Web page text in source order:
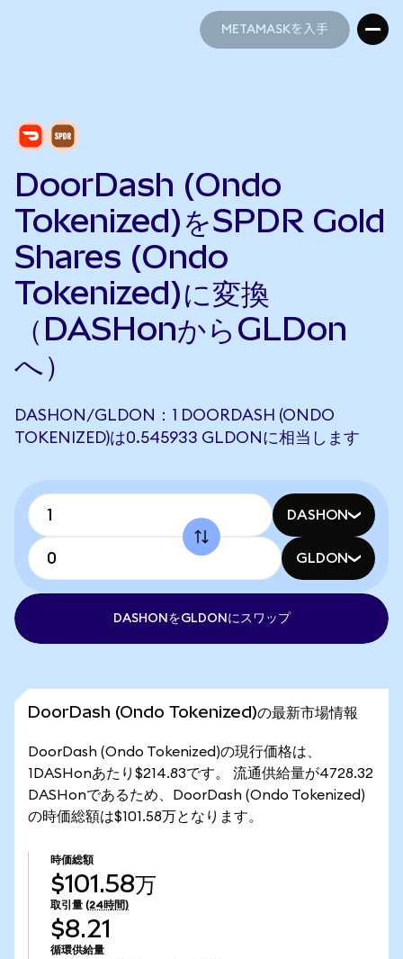
METAMASKを入手
DoorDash (Ondo
Tokenized)をSPDR Gold
Shares (Ondo
Tokenized)に変換
（DASHonからGLDon
へ）
DASHON/GLDON：1 DOORDASH (ONDO
TOKENIZED)は0.545933 GLDONに相当します
DASHON
GLDON
DASHONをGLDONにスワップ
DoorDash (Ondo Tokenized)の最新市場情報
DoorDash (Ondo Tokenized)の現行価格は、
1DASHonあたり$214.83です。 流通供給量が4728.32
DASHonであるため、DoorDash (Ondo Tokenized)
の時価総額は$101.58万となります。
時価総額
$101.58万
取引量 (24時間)
$8.21
循環供給量